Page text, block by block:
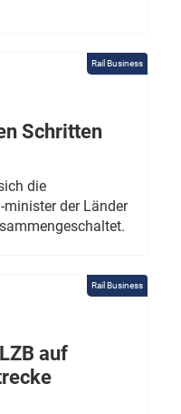
Rail Business
Schritten
die
der Länder
Rail Business
auf